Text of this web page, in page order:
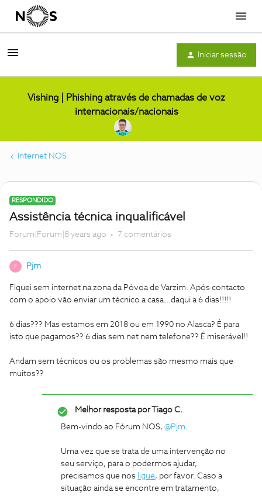
Menu
Iniciar sessão
Vishing | Phishing através de chamadas de voz
internacionais/nacionais
Internet NOS
RESPONDIDO
Assistência técnica inqualificável
Forum|Forum|8 years ago 7 comentários
P Pjm
Fiquei sem internet na zona da Póvoa de Varzim. Após contacto
com o apoio vão enviar um técnico a casa...daqui a 6 dias!!!!!
6 dias??? Mas estamos em 2018 ou em 1990 no Alasca? É para
isto que pagamos?? 6 dias sem net nem telefone?? É miserável!!
Andam sem técnicos ou os problemas são mesmo mais que
muitos??
Melhor resposta porTiago C.
Bem-vindo ao Fórum NOS, @Pjm.
Uma vez que se trata de uma intervenção no
seu serviço, para o podermos ajudar,
precisamos que nos ligue, por favor. Caso a
situação ainda se encontre em tratamento,